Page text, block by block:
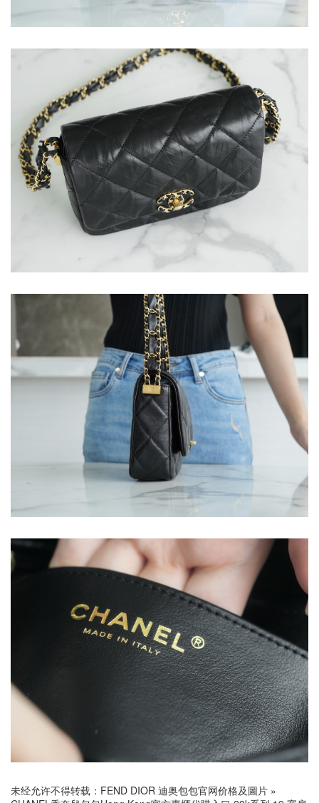
未经允许不得转载： FEND DIOR 迪奥包包官网价格及圖片 »